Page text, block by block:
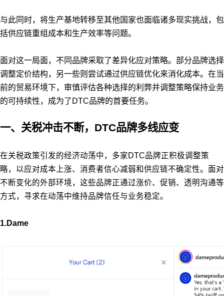
与此同时，将生产基地转移至其他国家也面临诸多现实挑战，包
括供应链重组成本和生产效率等问题。
面对这一局面，不同品牌采取了差异化应对策略。部分品牌选择
调整定价结构，另一些则尝试通过供应链优化来消化成本。在当
前的贸易环境下，审慎评估各种选择的利弊并调整策略保持业务
的可持续性，成为了DTC品牌的首要任务。
一、关税冲击不断，DTC品牌多线应变
在关税政策引发的经济动荡中，多家DTC品牌正积极调整策
略，以应对成本上涨、消费者信心减弱和供应链不确定性。面对
不断变化的外部环境，这些品牌正通过涨价、促销、透明沟通等
方式，寻求在动荡中维持品牌信任与业务稳定。
1.Dame